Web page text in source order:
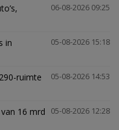
06-08-2026 09:25
05-08-2026 15:18
in
05-08-2026 14:53
ruimte
05-08-2026 12:28
16 mrd